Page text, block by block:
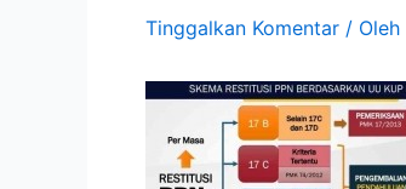
Tinggalkan Komentar / Oleh